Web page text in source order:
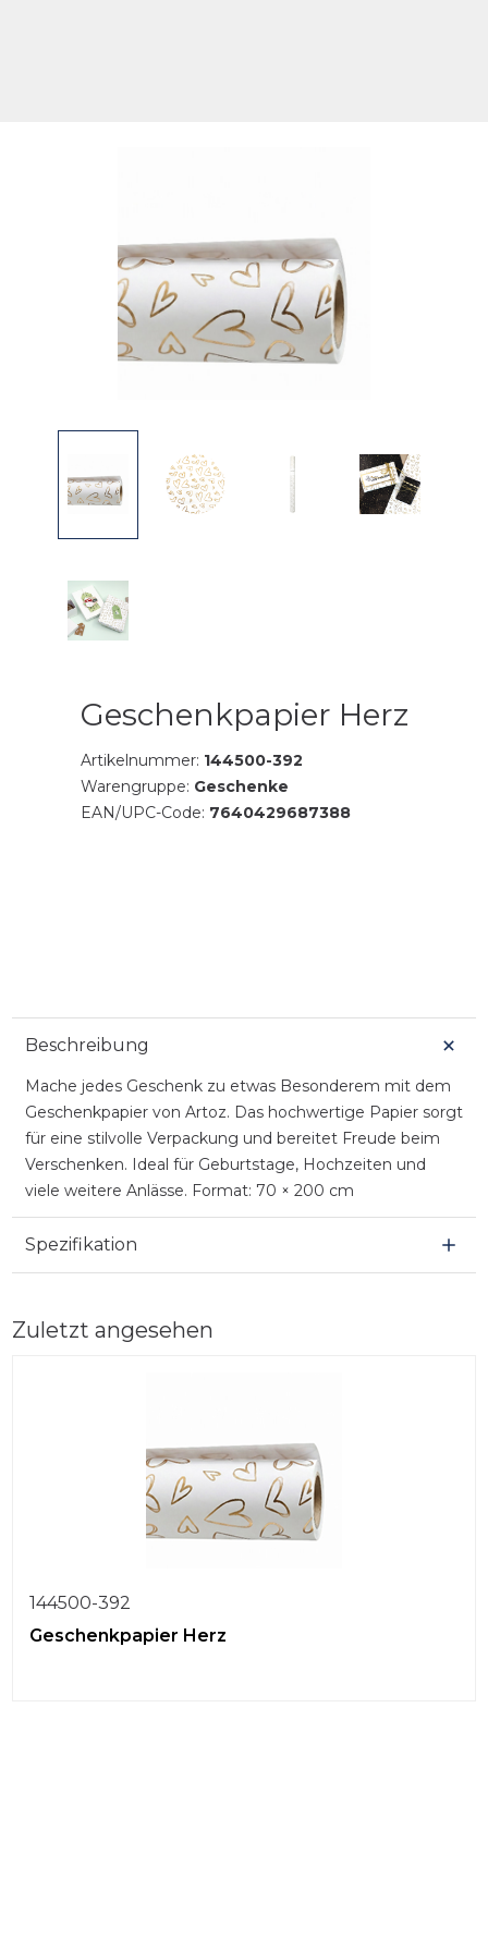
Geschenkpapier Herz
Artikelnummer: 144500-392
Warengruppe: Geschenke
EAN/UPC-Code: 7640429687388
Beschreibung
Mache jedes Geschenk zu etwas Besonderem mit dem
Geschenkpapier von Artoz. Das hochwertige Papier sorgt
für eine stilvolle Verpackung und bereitet Freude beim
Verschenken. Ideal für Geburtstage, Hochzeiten und
viele weitere Anlässe. Format: 70 × 200 cm
Spezifikation
Zuletzt angesehen
144500-392
Geschenkpapier Herz